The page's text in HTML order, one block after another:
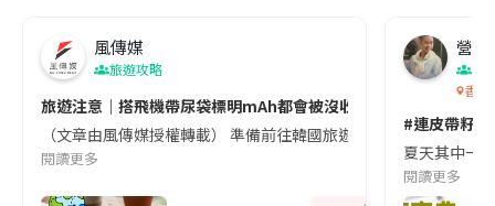
風傳媒
旅遊攻略
旅遊注意｜搭飛機帶尿袋標明mAh都會被沒收😱出發前切記檢查
（文章由風傳媒授權轉載） 準備前往韓國旅遊的民眾，近期要
閱讀更多
營養
香港
#連皮帶籽
夏天其中一
閱讀更多